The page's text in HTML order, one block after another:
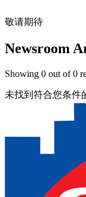
敬请期待
Newsroom
Showing 0 out of0
未找到符合您条件